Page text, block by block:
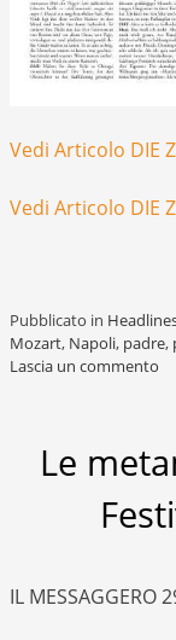
Vedi Articolo DIE
Vedi Articolo DIE
Pubblicato in
Mozart, Napoli, padre,
Lascia un commento
Le
IL MESSAGGERO